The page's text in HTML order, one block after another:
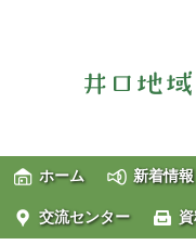
ホーム 新着情報
交流センター